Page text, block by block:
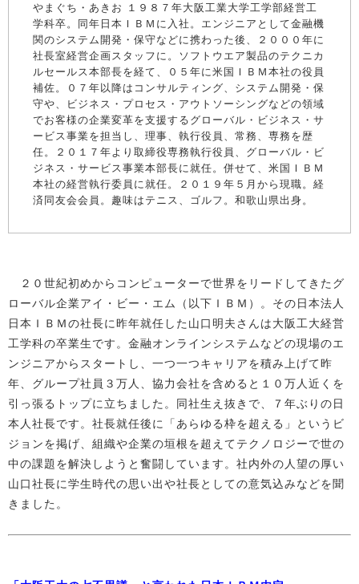
やまぐち・あきお １９８７年大阪工業大学工学部経営工
学科卒。同年日本ＩＢＭに入社。エンジニアとして金融機
関のシステム開発・保守などに携わった後、２０００年に
社長室経営企画スタッフに。ソフトウエア製品のテクニカ
ルセールス本部長を経て、０５年に米国ＩＢＭ本社の役員
補佐。０７年以降はコンサルティング、システム開発・保
守や、ビジネス・プロセス・アウトソーシングなどの領域
でお客様の企業変革を支援するグローバル・ビジネス・サ
ービス事業を担当し、理事、執行役員、常務、専務を歴
任。２０１７年より取締役専務執行役員、グローバル・ビ
ジネス・サービス事業本部長に就任。併せて、米国ＩＢＭ
本社の経営執行委員に就任。２０１９年５月から現職。経
済同友会会員。趣味はテニス、ゴルフ。和歌山県出身。
２０世紀初めからコンピューターで世界をリードしてきたグ
ローバル企業アイ・ビー・エム（以下ＩＢＭ）。その日本法人
日本ＩＢＭの社長に昨年就任した山口明夫さんは大阪工大経営
工学科の卒業生です。金融オンラインシステムなどの現場のエ
ンジニアからスタートし、一つ一つキャリアを積み上げて昨
年、グループ社員３万人、協力会社を含めると１０万人近くを
引っ張るトップに立ちました。同社生え抜きで、７年ぶりの日
本人社長です。社長就任後に「あらゆる枠を超える」というビ
ジョンを掲げ、組織や企業の垣根を超えてテクノロジーで世の
中の課題を解決しようと奮闘しています。社内外の人望の厚い
山口社長に学生時代の思い出や社長としての意気込みなどを聞
きました。